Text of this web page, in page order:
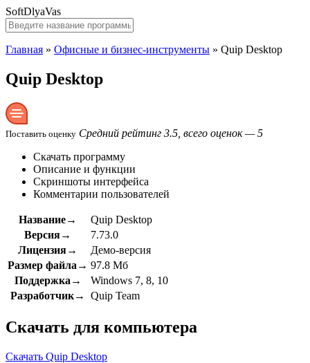
SoftDlyaVas
Главная » Офисные и бизнес-инструменты » Quip Desktop
Quip Desktop
Поставить оценку Средний рейтинг 3.5, всего оценок — 5
Скачать программу
Описание и функции
Скриншоты интерфейса
Комментарии пользователей
Название→
Quip Desktop
Версия→
7.73.0
Лицензия→
Демо-версия
Размер файла→ 97.8 Мб
Поддержка→
Windows 7, 8, 10
Разработчик→
Quip Team
Скачать для компьютера
Скачать Quip Desktop